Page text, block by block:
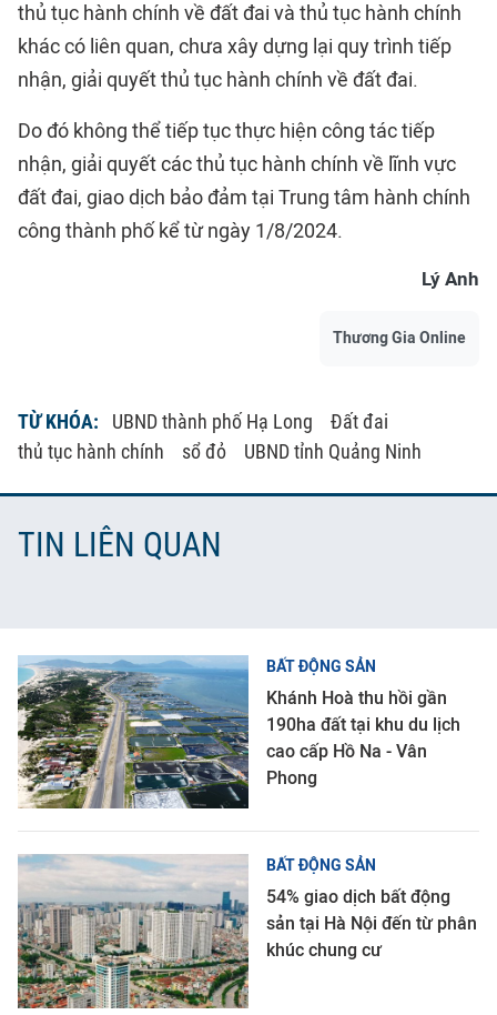
thủ tục hành chính về đất đai và thủ tục hành chính
khác có liên quan, chưa xây dựng lại quy trình tiếp
nhận, giải quyết thủ tục hành chính về đất đai.
Do đó không thể tiếp tục thực hiện công tác tiếp
nhận, giải quyết các thủ tục hành chính về lĩnh vực
đất đai, giao dịch bảo đảm tại Trung tâm hành chính
công thành phố kể từ ngày 1/8/2024.
Lý Anh
Thương Gia Online
TỪ KHÓA: UBND thành phố Hạ Long
Đất đai
thủ tục hành chính
sổ đỏ UBND tỉnh Quảng Ninh
TIN LIÊN QUAN
BẤT ĐỘNG SẢN
Khánh Hoà thu hồi gần
190ha đất tại khu du lịch
cao cấp Hồ Na - Vân
Phong
BẤT ĐỘNG SẢN
54% giao dịch bất động
sản tại Hà Nội đến từ phân
khúc chung cư